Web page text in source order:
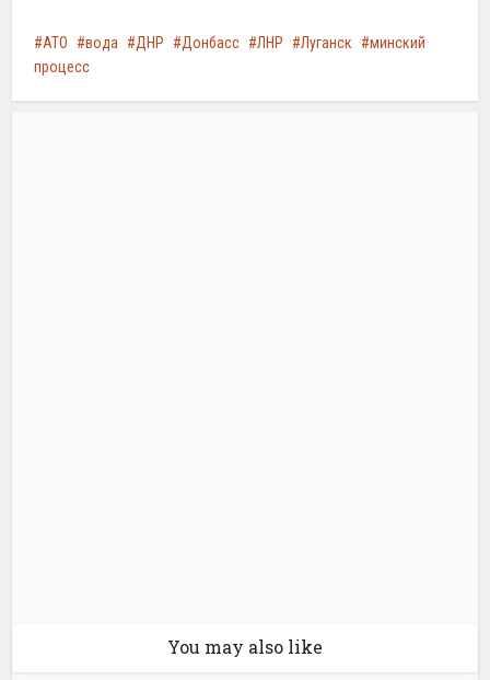
АТО вода ДНР Донбасс ЛНР Луганск
минский
процесс
You may also like